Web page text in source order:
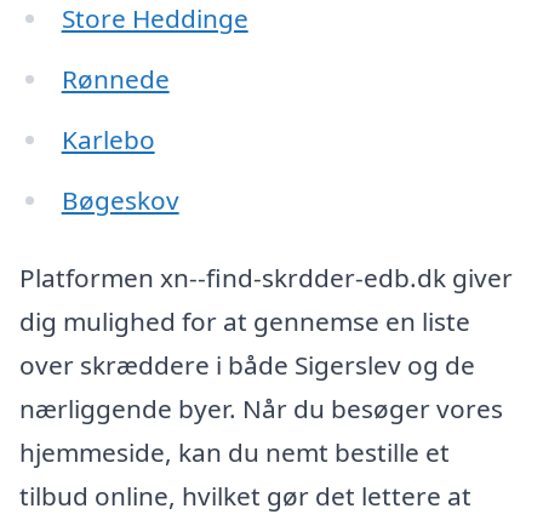
Store Heddinge
Rønnede
Karlebo
Bøgeskov
Platformen xn--find-skrdder-edb.dk giver
dig mulighed for at gennemse en liste
over skræddere i både Sigerslev og de
nærliggende byer. Når du besøger vores
hjemmeside, kan du nemt bestille et
tilbud online, hvilket gør det lettere at